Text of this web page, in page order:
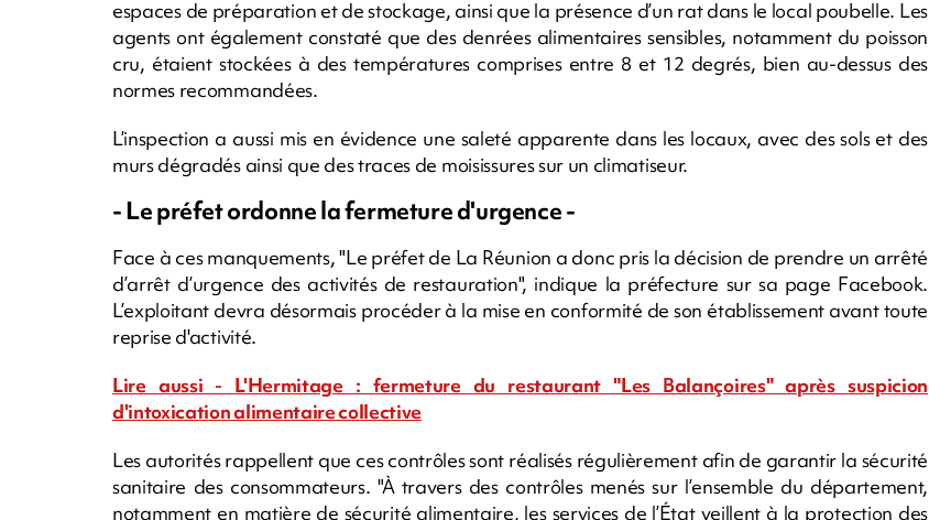
espaces de préparation et de stockage, ainsi que la présence d’un rat dans le local poubelle. Les
agents ont également constaté que des denrées alimentaires sensibles, notamment du poisson
cru, étaient stockées à des températures comprises entre 8 et 12 degrés, bien au-dessus des
normes recommandées.
L’inspection a aussi mis en évidence une saleté apparente dans les locaux, avec des sols et des
murs dégradés ainsi que des traces de moisissures sur un climatiseur.
- Le préfet ordonne la fermeture d'urgence -
Face à ces manquements, "Le préfet de La Réunion a donc pris la décision de prendre un arrêté
d’arrêt d’urgence des activités de restauration", indique la préfecture sur sa page Facebook.
L’exploitant devra désormais procéder à la mise en conformité de son établissement avant toute
reprise d'activité.
Lire aussi - L'Hermitage : fermeture du restaurant "Les Balançoires" après suspicion
d'intoxication alimentaire collective
Les autorités rappellent que ces contrôles sont réalisés régulièrement afin de garantir la sécurité
sanitaire des consommateurs. "À travers des contrôles menés sur l’ensemble du département,
notamment en matière de sécurité alimentaire, les services de l’État veillent à la protection des